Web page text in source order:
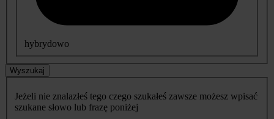
hybrydowo
Wyszukaj
Jeżeli nie znalazłeś tego czego szukałeś zawsze możesz wpisać
szukane słowo lub frazę poniżej